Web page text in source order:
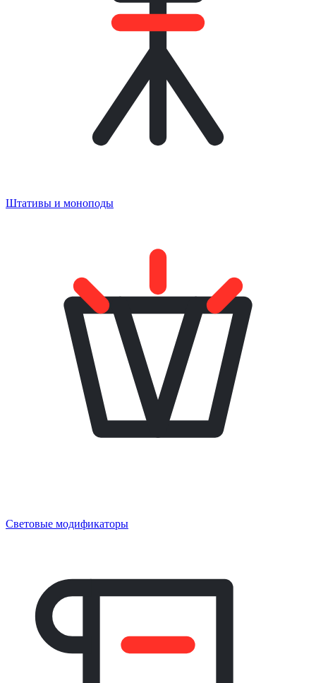
Штативы и моноподы
Световые модификаторы